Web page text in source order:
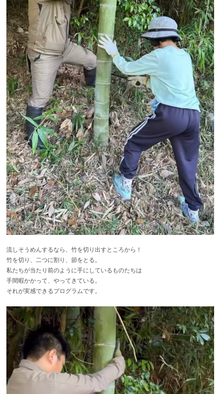
流しそうめんするなら、竹を切り出すところから！
竹を切り、二つに割り、節をとる。
私たちが当たり前のように手にしているものたちは
手間暇かかって、やってきている。
それが実感できるプログラムです。